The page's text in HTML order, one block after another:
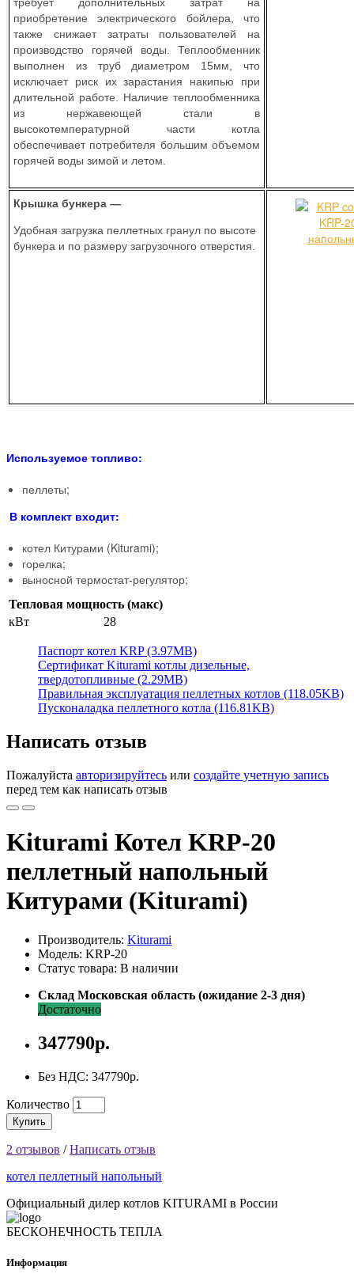
приобретение электрического бойлера, что
также снижает затраты пользователей на
производство горячей воды. Теплообменник
выполнен из труб диаметром 15мм, что
исключает риск их зарастания накипью при
длительной работе. Наличие теплообменника
из нержавеющей стали в
высокотемпературной части котла
обеспечивает потребителя большим объемом
горячей воды зимой и летом.
Крышка бункера —
Удобная загрузка пеллетных гранул по высоте
бункера и по размеру загрузочного отверстия.
Используемое топливо:
пеллеты;
В комплект входит:
котел Китурами (Kiturami);
горелка;
выносной термостат-регулятор;
Тепловая мощность (макс)
кВт
28
Паспорт котел KRP (3.97MB)
Сертификат Kiturami котлы дизельные,
твердотопливные (2.29MB)
Правильная эксплуатация пеллетных котлов (118.05KB)
Пусконаладка пеллетного котла (116.81KB)
Написать отзыв
Пожалуйста авторизируйтесь или создайте учетную запись
перед тем как написать отзыв
Kiturami Котел KRP-20
пеллетный напольный
Китурами (Kiturami)
Производитель: Kiturami
Модель: KRP-20
Статус товара: В наличии
Склад Московская область (ожидание 2-3 дня)
Достаточно
347790р.
Без НДС: 347790р.
Количество
Купить
2 отзывов /Написать отзыв
котел пеллетный напольный
Официальный дилер котлов KITURAMI в России
БЕСКОНЕЧНОСТЬ ТЕПЛА
Информация